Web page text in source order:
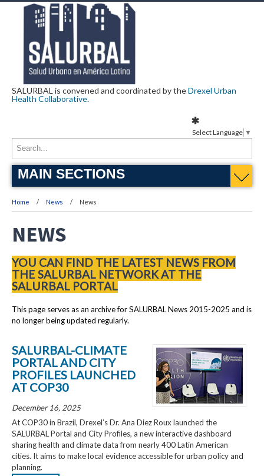
SALURBAL is convened and coordinated by theDrexel Urban
Health Collaborative.
MAIN SECTIONS
Home News News
NEWS
YOU CAN FIND THE LATEST NEWS FROM
THE SALURBAL NETWORK AT THE
SALURBAL PORTAL
This page serves as an archive for SALURBAL News 2015-2025 and is
no longer being updated regularly.
SALURBAL-CLIMATE
PORTAL AND CITY
PROFILES LAUNCHED
AT COP30
December 16, 2025
At COP30 in Brazil, Drexel’s Dr. Ana Diez Roux launched the
SALURBAL Portal and City Profiles, a new interactive dashboard
sharing health and climate data from nearly 400 Latin American
cities. It aims to make local evidence accessible for urban policy and
planning.
Select Language ▼